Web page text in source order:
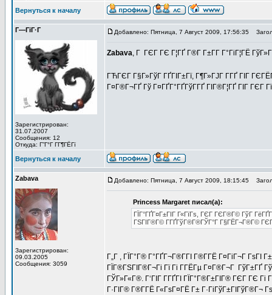
Вернуться к началу
Г—ГіГ·Г
Зарегистрирован:
31.07.2007
Сообщения: 12
Откуда: Г”Г°Г Г­Г¶ГЁГї
Добавлено: Пятница, 7 Август 2009, 17:56:35
Zabava, Г ГЄГ ГЄ Г¦ГҐ Г®Г­ Г±Г­Г Г°ГіГ¦ГЁ
ГЋГЄГ Г§Г»ГўГ ГҐГІГ±Гї, Г¶Г»ГЈГ Г­ГҐ ГІГ
Г¤Г®Г¬ГҐ Гў Г¤ГҐГ°ГҐГўГ­ГҐ ГІГ®Г¦ГҐ ГІГ ГЄГ
Вернуться к началу
Zabava
Зарегистрирован:
09.03.2005
Сообщения: 3059
Добавлено: Пятница, 7 Август 2009, 18:15:45
Princess Margaret писал(а):
ГЇГ°ГҐГ¤Г±ГІГ Г«ГїГѕ, ГЄГ ГЄГ®Г© ГўГ
ГЅГІГ®Г© Г­ГҐГўГ®Г®ГЎГ°Г Г§ГЁГ¬Г®Г©
Г„Г , ГЇГ°Г® Г°ГҐГ¬Г®Г­ГІ Г®Г­ГЁ Г¤ГіГ¬Г ГѕГІ
ГЇГ®ГЅГІГ®Г¬Гі Гї Гі Г­ГЁГµ Г¤Г®Г¬Г ГўГ±ГҐ
ГЎГ»Г«Г®. Г‘ГІГ Г­ГҐГІ ГЇГ°Г®Г±ГІГ® ГЄГ ГЄ Гі
Г·ГІГ® Г®Г­ГЁ Г«ГѕГ¤ГЁ Г± Г·ГіГўГ±ГІГўГ®Г¬